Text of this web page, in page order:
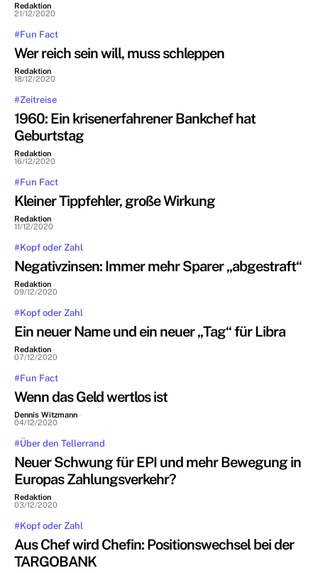
Redaktion -
21/12/2020
#Fun Fact
Wer reich sein will, muss schleppen
Redaktion -
18/12/2020
#Zeitreise
1960: Ein krisenerfahrener Bankchef hat
Geburtstag
Redaktion -
16/12/2020
#Fun Fact
Kleiner Tippfehler, große Wirkung
Redaktion -
11/12/2020
#Kopf oder Zahl
Negativzinsen: Immer mehr Sparer „abgestraft“
Redaktion -
09/12/2020
#Kopf oder Zahl
Ein neuer Name und ein neuer „Tag“ für Libra
Redaktion -
07/12/2020
#Fun Fact
Wenn das Geld wertlos ist
Dennis Witzmann -
04/12/2020
#Über den Tellerrand
Neuer Schwung für EPI und mehr Bewegung in
Europas Zahlungsverkehr?
Redaktion -
03/12/2020
#Kopf oder Zahl
Aus Chef wird Chefin: Positionswechsel bei der
TARGOBANK